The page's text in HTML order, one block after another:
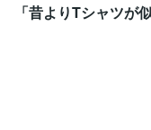
「昔よりTシャツが